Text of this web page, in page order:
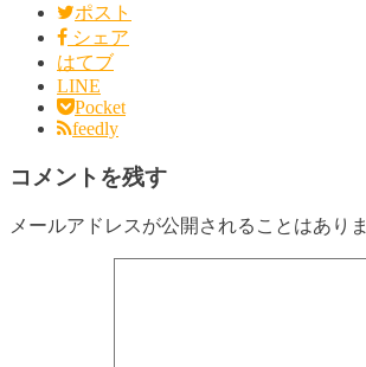
ポスト
シェア
はてブ
LINE
Pocket
feedly
コメントを残す
メールアドレスが公開されることはありま